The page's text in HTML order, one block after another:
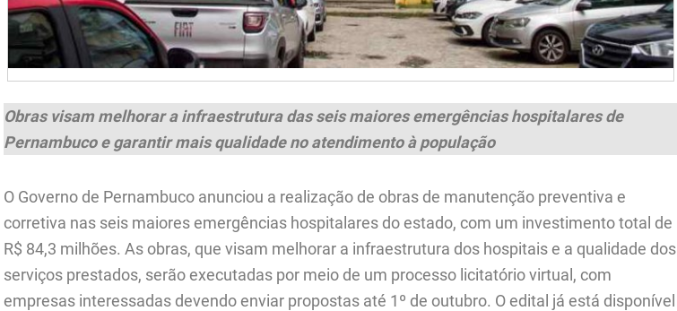
Obras visam melhorar a infraestrutura das seis maiores emergências hospitalares de
Pernambuco e garantir mais qualidade no atendimento à população
O Governo de Pernambuco anunciou a realização de obras de manutenção preventiva e
corretiva nas seis maiores emergências hospitalares do estado, com um investimento total de
R$ 84,3 milhões. As obras, que visam melhorar a infraestrutura dos hospitais e a qualidade dos
serviços prestados, serão executadas por meio de um processo licitatório virtual, com
empresas interessadas devendo enviar propostas até 1º de outubro. O edital já está disponível